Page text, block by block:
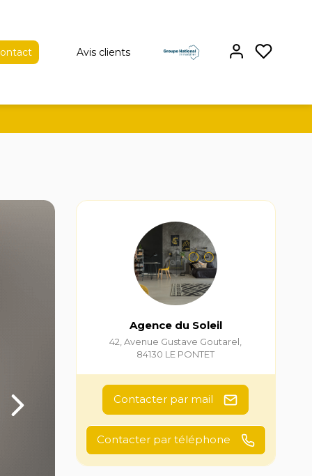
Avis clients
Agence du Soleil
42, Avenue Gustave Goutarel
84130 LE PONTET
Contacter par mail
Contacter par téléphone